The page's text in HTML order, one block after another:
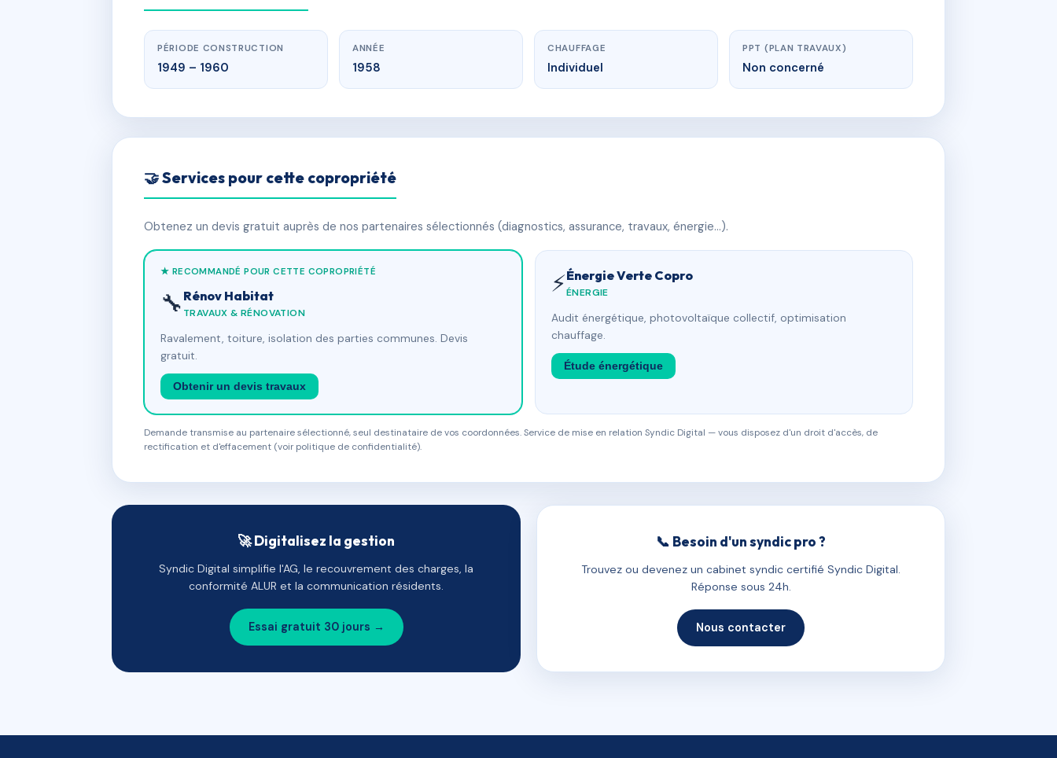
PÉRIODE CONSTRUCTION
1949 – 1960
ANNÉE
1958
CHAUFFAGE
Individuel
PPT (PLAN TRAVAUX)
Non concerné
🤝 Services pour cette copropriété
Obtenez un devis gratuit auprès de nos partenaires sélectionnés (diagnostics, assurance, travaux, énergie…).
★ RECOMMANDÉ POUR CETTE COPROPRIÉTÉ
🔧 Rénov Habitat
TRAVAUX & RÉNOVATION
Ravalement, toiture, isolation des parties communes. Devis
gratuit.
Obtenir un devis travaux
⚡Énergie Verte Copro
ÉNERGIE
Audit énergétique, photovoltaïque collectif, optimisation
chauffage.
Étude énergétique
Demande transmise au partenaire sélectionné, seul destinataire de vos coordonnées. Service de mise en relation Syndic Digital — vous disposez d'un droit d'accès, de
rectification et d'effacement (voir politique de confidentialité).
🚀 Digitalisez la gestion
Syndic Digital simplifie l'AG, le recouvrement des charges, la
conformité ALUR et la communication résidents.
Essai gratuit 30 jours →
📞 Besoin d'un syndic pro ?
Trouvez ou devenez un cabinet syndic certifié Syndic Digital.
Réponse sous 24h.
Nous contacter